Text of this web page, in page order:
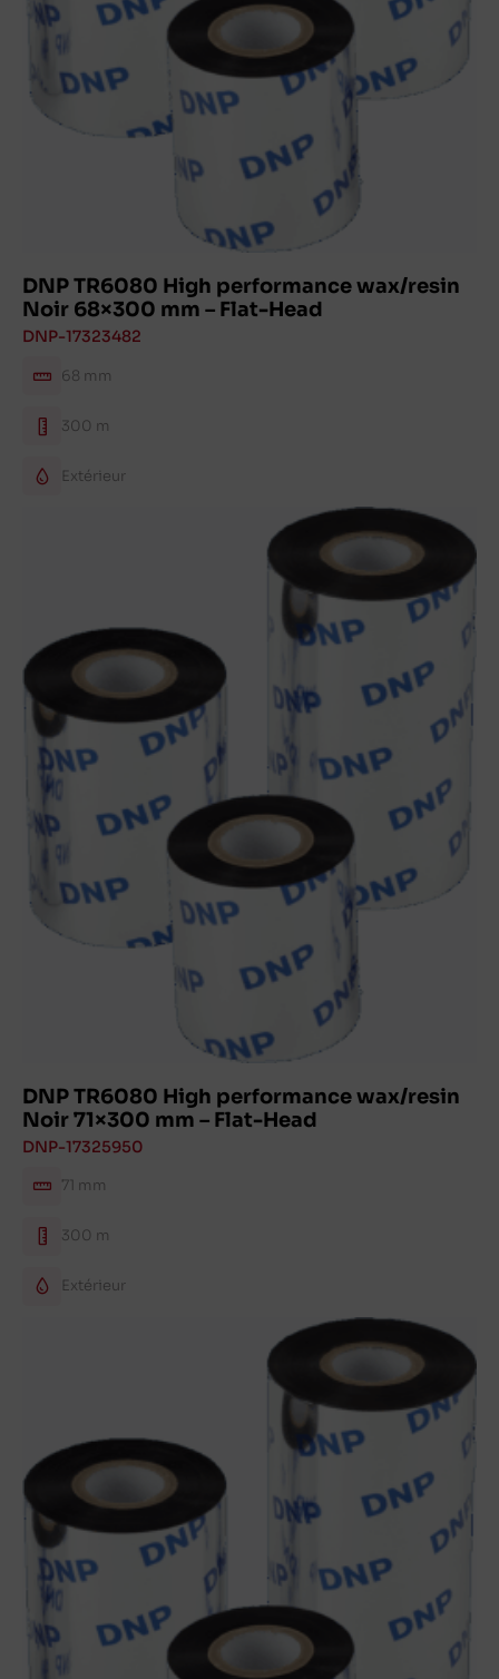
DNP TR6080 High performance wax/resin
Noir 68×300 mm – Flat-Head
DNP-17323482
68 mm
300 m
Extérieur
DNP TR6080 High performance wax/resin
Noir 71×300 mm – Flat-Head
DNP-17325950
71 mm
300 m
Extérieur